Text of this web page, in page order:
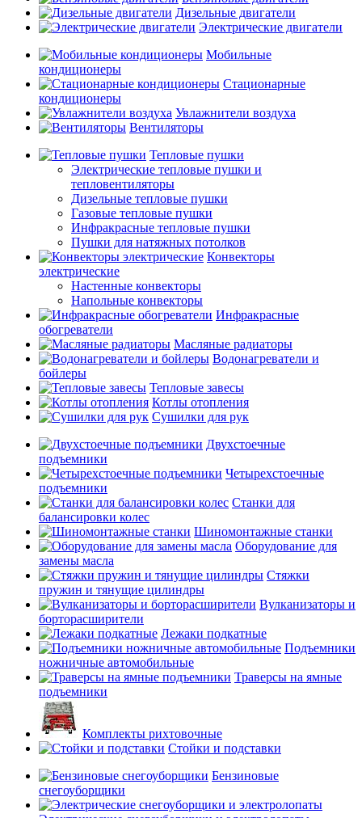
Дизельные двигатели
Электрические двигатели
Мобильные
кондиционеры
Стационарные
кондиционеры
Увлажнители воздуха
Вентиляторы
Тепловые пушки
Электрические тепловые пушки и
тепловентиляторы
Дизельные тепловые пушки
Газовые тепловые пушки
Инфракрасные тепловые пушки
Пушки для натяжных потолков
Конвекторы
электрические
Настенные конвекторы
Напольные конвекторы
Инфракрасные
обогреватели
Масляные радиаторы
Водонагреватели и
бойлеры
Тепловые завесы
Котлы отопления
Сушилки для рук
Двухстоечные
подъемники
Четырехстоечные
подъемники
Станки для
балансировки колес
Шиномонтажные станки
Оборудование для
замены масла
Стяжки
пружин и тянущие цилиндры
Вулканизаторы и
борторасширители
Лежаки подкатные
Подъемники
ножничные автомобильные
Траверсы на ямные
подъемники
Комплекты рихтовочные
Стойки и подставки
Бензиновые
снегоуборщики